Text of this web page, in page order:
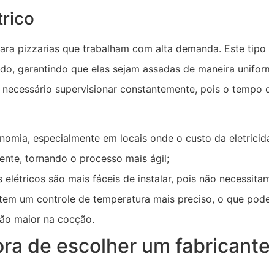
pizzarias que trabalham com alta demanda. Este
garantindo que elas sejam assadas de maneira
supervisionar constantemente, pois o tempo
especialmente em locais onde o custo da
tornando o processo mais ágil;
são mais fáceis de instalar, pois não
um controle de temperatura mais preciso, o que
maior na cocção.
de escolher um